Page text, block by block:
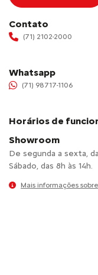
Contato
(71) 2102-2000
Whatsapp
(71) 98717-1106
Horários de
Showroom
De segunda a sexta,
Sábado, das 8h às 14h.
Mais informações